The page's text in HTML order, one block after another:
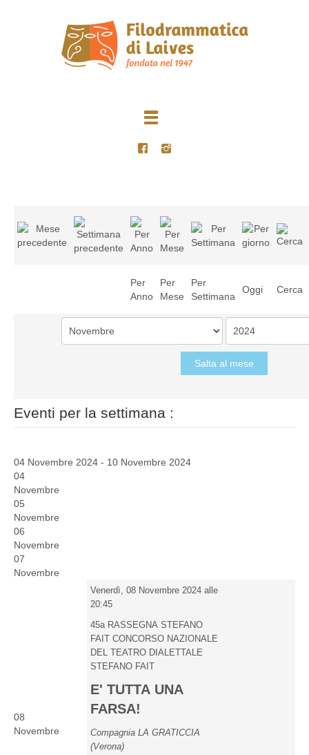
Per
Anno
Per
Mese
Per
Settimana
Oggi Cerca
Salta al mese
Eventi per la settimana :
04 Novembre 2024 - 10 Novembre 2024
04
Novembre
05
Novembre
06
Novembre
07
Novembre
08
Novembre
Venerdì, 08 Novembre 2024 alle
20:45
45a RASSEGNA STEFANO
FAIT CONCORSO NAZIONALE
DEL TEATRO DIALETTALE
STEFANO FAIT
E' TUTTA UNA
FARSA!
Compagnia LA GRATICCIA
(Verona)